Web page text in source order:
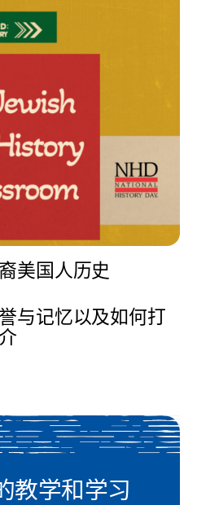
美国人历史
与记忆以及如何打
教学和学习